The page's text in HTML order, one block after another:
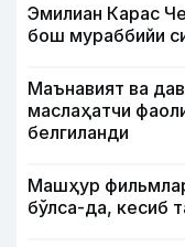
Эмилиан Карас
бош мураббийи
Маънавият ва
маслаҳатчи
белгиланди
Машҳур
бўлса-да, кесиб